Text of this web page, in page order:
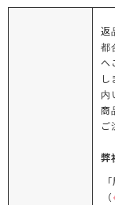
返
都
へ
し
内
商
ご
弊
（